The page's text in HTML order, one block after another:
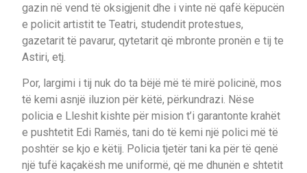
gazin në vend të oksigjenit dhe i vinte në qafë këpucën
e policit artistit te Teatri, studendit protestues,
gazetarit të pavarur, qytetarit që mbronte pronën e tij te
Astiri, etj.
Por, largimi i tij nuk do ta bëjë më të mirë policinë, mos
të kemi asnjë iluzion për këtë, përkundrazi. Nëse
policia e Lleshit kishte për mision t’i garantonte krahët
e pushtetit Edi Ramës, tani do të kemi një polici më të
poshtër se kjo e këtij. Policia tjetër tani ka për të qenë
një tufë kaçakësh me uniformë, që me dhunën e shtetit